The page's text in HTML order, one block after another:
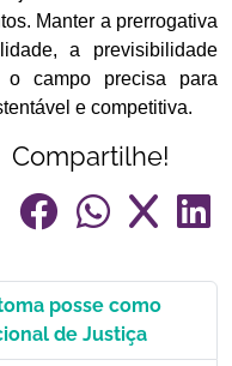
Manter a prerrogativa
a previsibilidade
campo precisa para
e competitiva.
Compartilhe!
posse como
de Justiça